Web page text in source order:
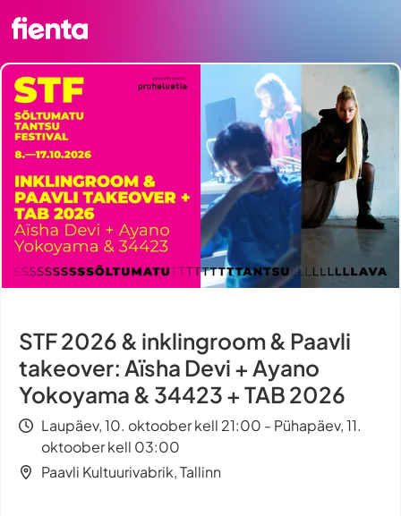
STF 2026 & inklingroom & Paavli
takeover: Aïsha Devi + Ayano
Yokoyama & 34423 + TAB 2026
Laupäev, 10. oktoober kell 21:00 - Pühapäev, 11.
oktoober kell 03:00
Paavli Kultuurivabrik, Tallinn